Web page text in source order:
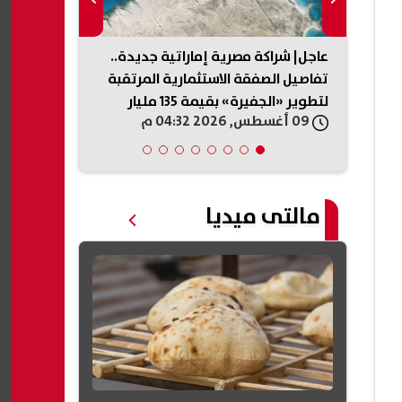
عاجل| شراكة مصرية إماراتية جديدة..
تفاصيل الصفقة الاستثمارية المرتقبة
لتطوير «الجفيرة» بقيمة 135 مليار
جنيه
مالتى ميديا